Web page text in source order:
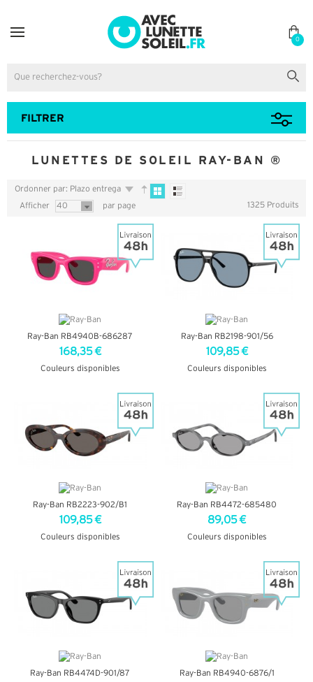
0
FILTRER
LUNETTES DE SOLEIL RAY-BAN ®
Ordonner par: Plazo entrega
Afficher 40 par page 1325 Produits
Ray-Ban RB4940B-686287
168,35 €
Couleurs disponibles
Ray-Ban RB2198-901/56
109,85 €
Couleurs disponibles
Ray-Ban RB2223-902/B1
109,85 €
Couleurs disponibles
Ray-Ban RB4472-685480
89,05 €
Couleurs disponibles
Ray-Ban RB4474D-901/87 Ray-Ban RB4940-6876/1